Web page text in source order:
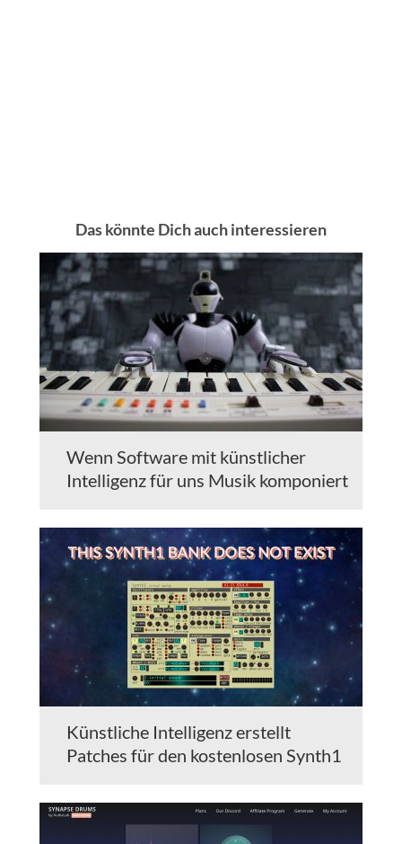
Das könnte Dich auch interessieren
Wenn Software mit künstlicher
Intelligenz für uns Musik komponiert
Künstliche Intelligenz erstellt
Patches für den kostenlosen Synth1